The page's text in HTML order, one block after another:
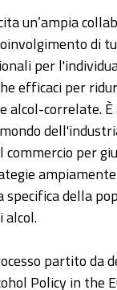
un’ampia
di
per
efficaci per
alcol-correlate. È
per
della
alcol.
partito da
Policy in the